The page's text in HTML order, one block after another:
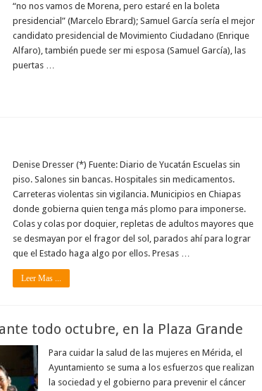
“no nos vamos de Morena, pero estaré en la boleta
presidencial” (Marcelo Ebrard); Samuel García sería el mejor
candidato presidencial de Movimiento Ciudadano (Enrique
Alfaro), también puede ser mi esposa (Samuel García), las
puertas …
Denise Dresser (*) Fuente: Diario de Yucatán Escuelas sin
piso. Salones sin bancas. Hospitales sin medicamentos.
Carreteras violentas sin vigilancia. Municipios en Chiapas
donde gobierna quien tenga más plomo para imponerse.
Colas y colas por doquier, repletas de adultos mayores que
se desmayan por el fragor del sol, parados ahí para lograr
que el Estado haga algo por ellos. Presas …
Leer Mas ...
todo octubre, en la Plaza Grande
Para cuidar la salud de las mujeres en Mérida, el
Ayuntamiento se suma a los esfuerzos que realizan
la sociedad y el gobierno para prevenir el cáncer